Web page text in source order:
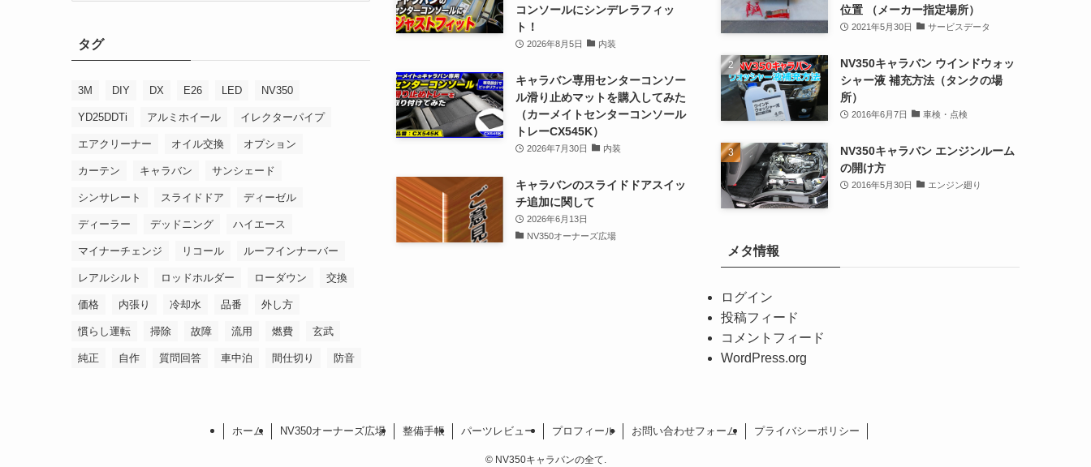
リ
ー
タグ
3M DIY DX E26 LED NV350
YD25DDTi アルミホイール イレクターパイプ
エアクリーナー オイル交換 オプション
カーテン キャラバン サンシェード
シンサレート スライドドア ディーゼル
ディーラー デッドニング ハイエース
マイナーチェンジ リコール ルーフインナーバー
レアルシルト ロッドホルダー ローダウン 交換
価格 内張り 冷却水 品番 外し方
慣らし運転 掃除 故障 流用 燃費 玄武
純正 自作 質問回答 車中泊 間仕切り 防音
コンソールにシンデレラフィッ
ト！
2026年8月5日 内装
キャラバン専用センターコンソー
ル滑り止めマットを購入してみた
（カーメイトセンターコンソール
トレーCX545K）
2026年7月30日 内装
キャラバンのスライドドアスイッ
チ追加に関して
2026年6月13日
NV350オーナーズ広場
位置 （メーカー指定場所）
2021年5月30日 サービスデータ
NV350キャラバン ウインドウォッ
シャー液 補充方法（タンクの場
所）
2016年6月7日 車検・点検
NV350キャラバン エンジンルーム
の開け方
2016年5月30日 エンジン廻り
メタ情報
ログイン
投稿フィード
コメントフィード
WordPress.org
ホーム NV350オーナーズ広場 整備手帳 パーツレビュー プロフィール お問い合わせフォーム プライバシーポリシー
©NV350キャラバンの全て.